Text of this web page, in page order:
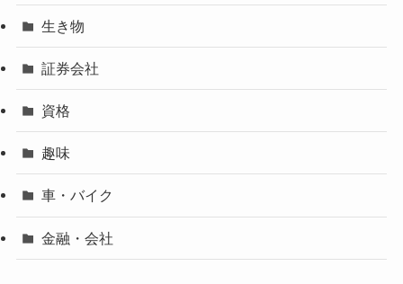
生き物
証券会社
資格
趣味
車・バイク
金融・会社